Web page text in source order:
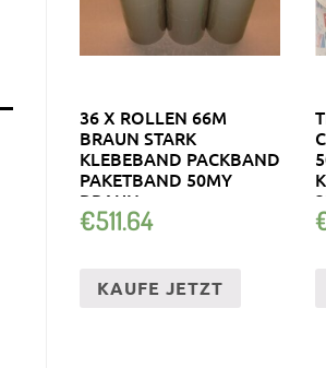
36 X ROLLEN 66M
BRAUN STARK
KLEBEBAND PACKBAND
PAKETBAND 50MY
BRAUN
€511.64
KAUFE JETZT